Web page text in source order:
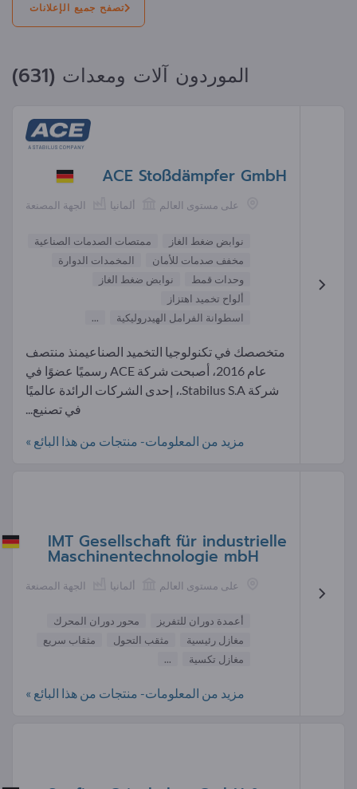
تصفح جميع الإعلانات
الموردون آلات ومعدات (631)
ACE Stoßdämpfer GmbH
الجهة المصنعة ألمانيا على مستوى العالم
نوابض ضغط الغاز
ممتصات الصدمات الصناعية
مخفف صدمات للأمان
المخمدات الدوارة
وحدات قمط
نوابض ضغط الغاز
ألواح تخميد اهتزاز
اسطوانة الفرامل الهيدروليكية
...
متخصصك في تكنولوجيا التخميد الصناعيمنذ منتصف
عام 2016، أصبحت شركة ACE رسميًا عضوًا في
شركة Stabilus S.A.، إحدى الشركات الرائدة عالميًا
في تصنيع...
مزيد من المعلومات- منتجات من هذا البائع »
IMT Gesellschaft für industrielle
Maschinentechnologie mbH
الجهة المصنعة ألمانيا على مستوى العالم
أعمدة دوران للتفريز
محور دوران المحرك
مغازل رئيسية
مثقب التحول
مثقاب سريع
مغازل تكسية
...
مزيد من المعلومات- منتجات من هذا البائع »